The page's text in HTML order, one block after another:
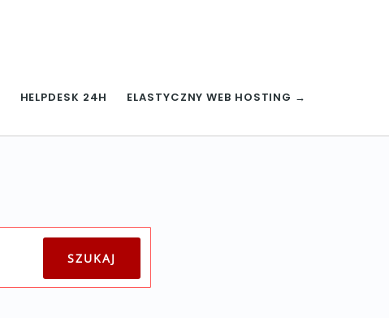
HELPDESK 24H ELASTYCZNY WEB HOSTING →